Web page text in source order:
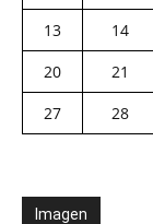
13
14
20
21
27
28
Imagen